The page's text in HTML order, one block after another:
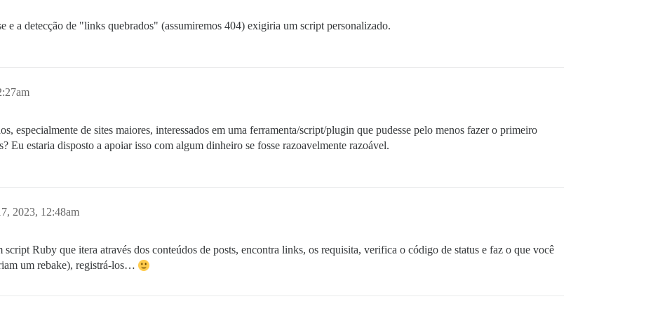
e a detecção de "links quebrados" (assumiremos 404) exigiria um script personalizado.
especialmente de sites maiores, interessados em uma ferramenta/script/plugin que pudesse pelo menos fazer o primeiro
Eu estaria disposto a apoiar isso com algum dinheiro se fosse razoavelmente razoável.
2023, 12:48am
Ruby que itera através dos conteúdos de posts, encontra links, os requisita, verifica o código de status e faz o que você
um rebake), registrá-los…